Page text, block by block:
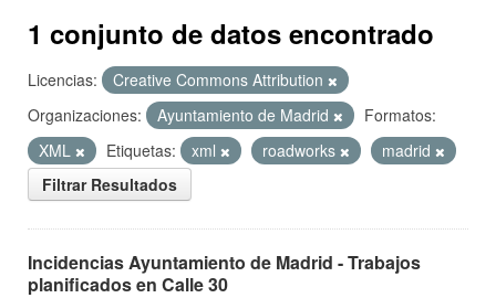
1 conjunto de datos encontrado
Licencias:
Creative Commons Attribution
Organizaciones:
Ayuntamiento de Madrid
Formatos:
XML
Etiquetas: xml roadworks
madrid
Filtrar Resultados
Incidencias Ayuntamiento de Madrid - Trabajos
planificados en Calle 30